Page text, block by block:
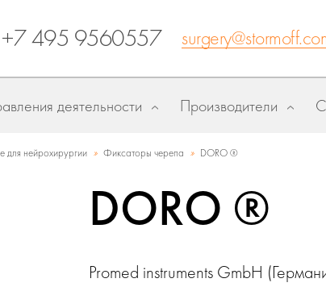
+7 495 9560557
деятельности Производители
для нейрохирургии » Фиксаторы черепа » DORO ®
DORO ®
Promed instruments GmbH